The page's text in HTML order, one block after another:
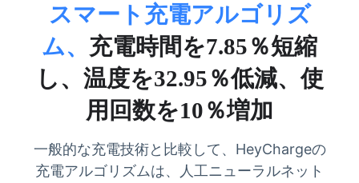
スマート充電アルゴリズ
ム、 充電時間を7.85％短縮
し、温度を32.95％低減、使
用回数を10％増加
一般的な充電技術と比較して、HeyChargeの
充電アルゴリズムは、人工ニューラルネット